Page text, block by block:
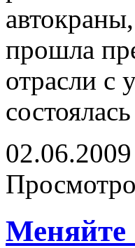
прошла
отрасли с
02.06.2009